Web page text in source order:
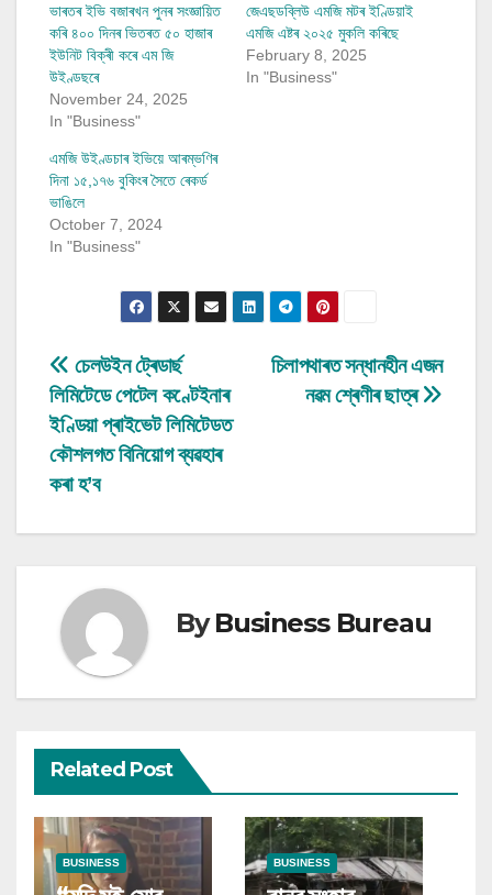
ভাৰতৰ ইভি বজাৰখন পুনৰ সংজ্ঞায়িত
কৰি ৪০০ দিনৰ ভিতৰত ৫০ হাজাৰ
ইউনিট বিক্ৰী কৰে এম জি
উইণ্ডছৰে
November 24, 2025
In "Business"
জেএছডব্লিউ এমজি মটৰ ইণ্ডিয়াই
এমজি এষ্টৰ ২০২৫ মুকলি কৰিছে
February 8, 2025
In "Business"
এমজি উইণ্ডচাৰ ইভিয়ে আৰম্ভণিৰ
দিনা ১৫,১৭৬ বুকিংৰ সৈতে ৰেকৰ্ড
ভাঙিলে
October 7, 2024
In "Business"
Post
navigation
চিলাপথাৰত সন্ধানহীন এজন
নৱম শ্ৰেণীৰ ছাত্ৰ
চেলউইন ট্ৰেডাৰ্ছ
লিমিটেডে পেটেল কণ্টেইনাৰ
ইণ্ডিয়া প্ৰাইভেট লিমিটেডত
কৌশলগত বিনিয়োগ ব্যৱহাৰ
কৰা হ’ব
ByBusiness Bureau
Related Post
BUSINESS BUSINESS